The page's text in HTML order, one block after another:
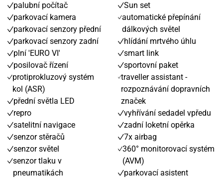
palubní počítač
parkovací kamera
parkovací senzory přední
parkovací senzory zadní
plní 'EURO VI'
posilovač řízení
protiprokluzový systém
kol (ASR)
přední světla LED
repro
satelitní navigace
senzor stěračů
senzor světel
senzor tlaku v
pneumatikách
Sun set
automatické přepínání
dálkových světel
hlídání mrtvého úhlu
smart link
sportovní paket
traveller assistant -
rozpoznávání dopravních
značek
vyhřívání sedadel vpředu
zadní loketní opěrka
7x airbag
360° monitorovací systém
(AVM)
parkovací asistent